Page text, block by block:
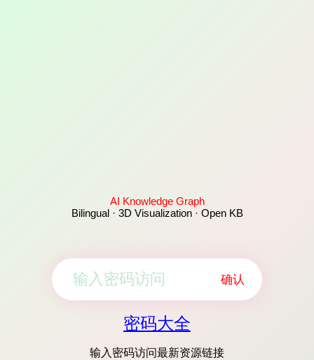
AI Knowledge Graph
Bilingual · 3D Visualization · Open KB
确认
密码大全
输入密码访问最新资源链接